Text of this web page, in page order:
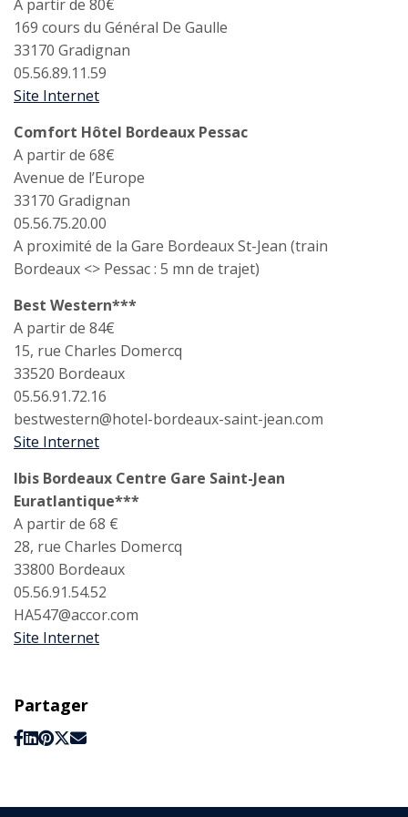
A partir de 80€
169 cours du Général De Gaulle
33170 Gradignan
05.56.89.11.59
Site Internet
Comfort Hôtel Bordeaux Pessac
A partir de 68€
Avenue de l’Europe
33170 Gradignan
05.56.75.20.00
A proximité de la Gare Bordeaux St-Jean (train
Bordeaux <> Pessac : 5 mn de trajet)
Best Western***
A partir de 84€
15, rue Charles Domercq
33520 Bordeaux
05.56.91.72.16
bestwestern@hotel-bordeaux-saint-jean.com
Site Internet
Ibis Bordeaux Centre Gare Saint-Jean
Euratlantique***
A partir de 68 €
28, rue Charles Domercq
33800 Bordeaux
05.56.91.54.52
HA547@accor.com
Site Internet
Partager